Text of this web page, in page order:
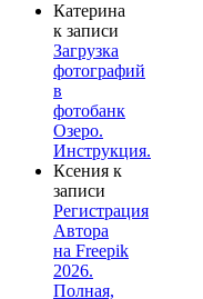
Катерина
к записи
Загрузка
фотографий
в
фотобанк
Озеро.
Инструкция.
Ксения к
записи
Регистрация
Автора
на Freepik
2026.
Полная,